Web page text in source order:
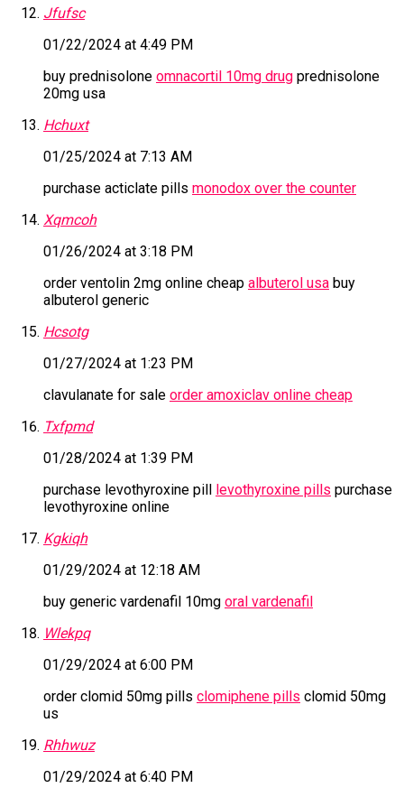
Jfufsc
01/22/2024 at 4:49 PM
buy prednisolone omnacortil 10mg drug prednisolone
20mg usa
Hchuxt
01/25/2024 at 7:13 AM
purchase acticlate pills monodox over the counter
Xqmcoh
01/26/2024 at 3:18 PM
order ventolin 2mg online cheap albuterol usa buy
albuterol generic
Hcsotg
01/27/2024 at 1:23 PM
clavulanate for sale order amoxiclav online cheap
Txfpmd
01/28/2024 at 1:39 PM
purchase levothyroxine pill levothyroxine pills purchase
levothyroxine online
Kgkiqh
01/29/2024 at 12:18 AM
buy generic vardenafil 10mg oral vardenafil
Wlekpq
01/29/2024 at 6:00 PM
order clomid 50mg pills clomiphene pills clomid 50mg
us
Rhhwuz
01/29/2024 at 6:40 PM